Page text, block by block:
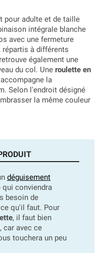
pour adulte et de taille
intégrale blanche
avec une fermeture
à différents
également une
du col. Une roulette en
la
Selon l'endroit désigné
la même couleur
déguisement
qui conviendra
besoin de
qu'il faut. Pour
, il faut bien
car avec ce
touchera un peu